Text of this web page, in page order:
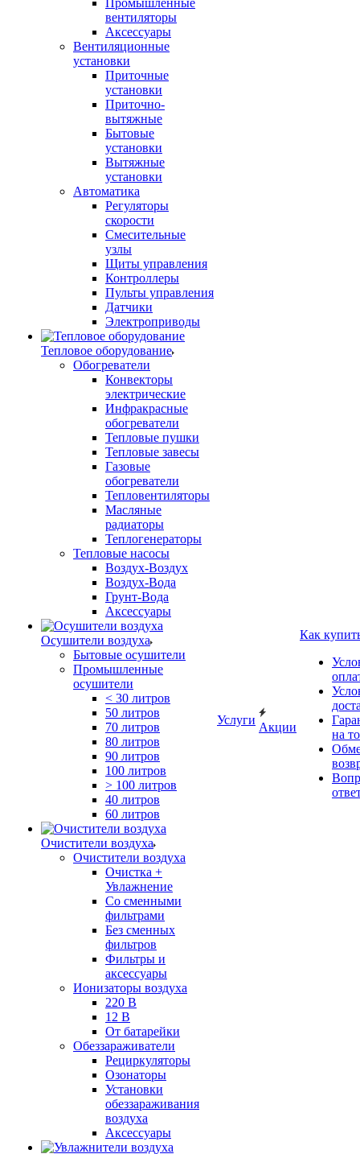
Промышленные
вентиляторы
Аксессуары
Вентиляционные
установки
Приточные
установки
Приточно-
вытяжные
Бытовые
установки
Вытяжные
установки
Автоматика
Регуляторы
скорости
Смесительные
узлы
Щиты управления
Контроллеры
Пульты управления
Датчики
Электроприводы
Тепловое оборудование
Обогреватели
Конвекторы
электрические
Инфракрасные
обогреватели
Тепловые пушки
Тепловые завесы
Газовые
обогреватели
Тепловентиляторы
Масляные
радиаторы
Теплогенераторы
Тепловые насосы
Воздух-Воздух
Воздух-Вода
Грунт-Вода
Аксессуары
Осушители воздуха
Бытовые осушители
Промышленные
осушители
< 30 литров
50 литров
70 литров
80 литров
90 литров
100 литров
> 100 литров
40 литров
60 литров
Очистители воздуха
Очистители воздуха
Очистка +
Увлажнение
Cо сменными
фильтрами
Без сменных
фильтров
Фильтры и
аксессуары
Ионизаторы воздуха
220 В
12 В
От батарейки
Обеззараживатели
Рециркуляторы
Озонаторы
Установки
обеззараживания
воздуха
Аксессуары
Услуги
Акции
Как
на